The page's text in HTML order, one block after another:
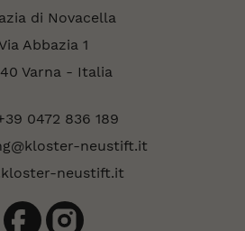
di Novacella
Abbazia 1
Varna - Italia
0472 836 189
neustift.it
neustift.it